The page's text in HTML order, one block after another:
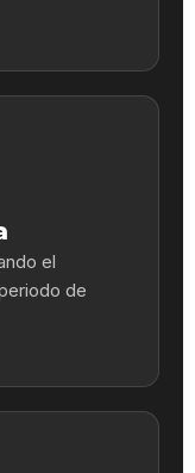
el
de